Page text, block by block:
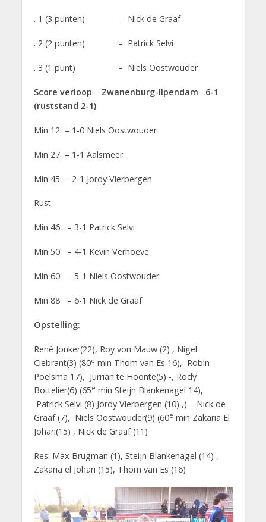
. 1 (3 punten) – Nick de Graaf
. 2 (2 punten) – Patrick Selvi
. 3 (1 punt) – Niels Oostwouder
Score verloop Zwanenburg-Ilpendam 6-1
(ruststand 2-1)
Min 12 – 1-0 Niels Oostwouder
Min 27 – 1-1 Aalsmeer
Min 45 – 2-1 Jordy Vierbergen
Rust
Min 46 – 3-1 Patrick Selvi
Min 50 – 4-1 Kevin Verhoeve
Min 60 – 5-1 Niels Oostwouder
Min 88 – 6-1 Nick de Graaf
Opstelling:
René Jonker(22), Roy von Mauw (2) , Nigel
Ciebrant(3) (80e min Thom van Es 16), Robin
Poelsma 17), Jurrian te Hoonte(5) -, Rody
Bottelier(6) (65e min Steijn Blankenagel 14),
Patrick Selvi (8) Jordy Vierbergen (10) ,) – Nick de
Graaf (7), Niels Oostwouder(9) (60e min Zakaria El
Johari(15) , Nick de Graaf (11)
Res: Max Brugman (1), Steijn Blankenagel (14) ,
Zakaria el Johari (15), Thom van Es (16)